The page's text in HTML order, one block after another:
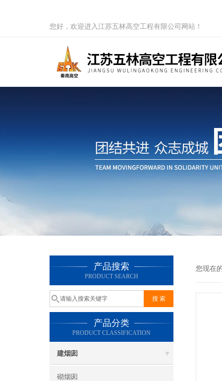
您好，欢迎进入江苏五林高空工程有限公司网站！
产品搜索
PRODUCT SEARCH
产品分类
PRODUCT CLASSIFICATION
建烟囱
砌烟囱
您现在